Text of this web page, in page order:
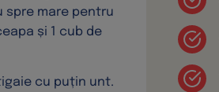
spre mare pentru
și 1 cub de
cu puțin unt.